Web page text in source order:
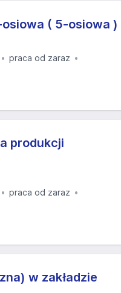
( 5-osiowa )
praca od zaraz
produkcji
praca od zaraz
w zakładzie